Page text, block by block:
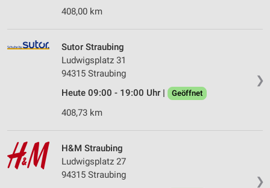
408,00 km
❯
Sutor Straubing
Ludwigsplatz 31
94315 Straubing
Heute 09:00 - 19:00 Uhr |
Geöffnet
408,73 km
❯
H&M Straubing
Ludwigsplatz 27
94315 Straubing